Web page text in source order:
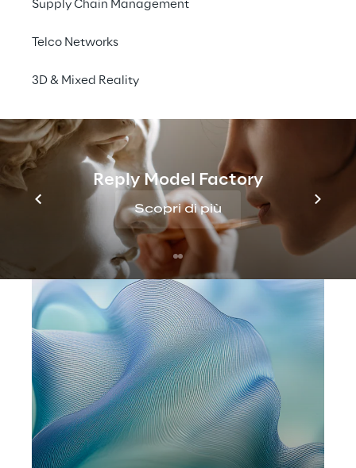
Supply Chain Management
Telco Networks
3D & Mixed Reality
Reply Model Factory
Scopri di più
Case study e best
practice
No contents here.
Insight